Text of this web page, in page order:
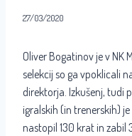
27/03/2020
Oliver Bogatinov je v NK
selekcij so ga vpoklicali
direktorja. Izkušenj, tudi
igralskih (in trenerskih)
nastopil 130 krat in zabil